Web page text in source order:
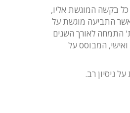
כל בקשה המוגשת אליו,
התביעה מוגשת על
התמחה לאורך השנים
המבוסס על
ניסיון רב.